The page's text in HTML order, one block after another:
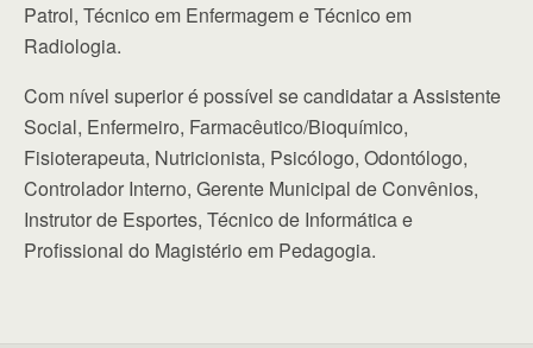
Patrol, Técnico em Enfermagem e Técnico em
Radiologia.
Com nível superior é possível se candidatar a Assistente
Social, Enfermeiro, Farmacêutico/Bioquímico,
Fisioterapeuta, Nutricionista, Psicólogo, Odontólogo,
Controlador Interno, Gerente Municipal de Convênios,
Instrutor de Esportes, Técnico de Informática e
Profissional do Magistério em Pedagogia.